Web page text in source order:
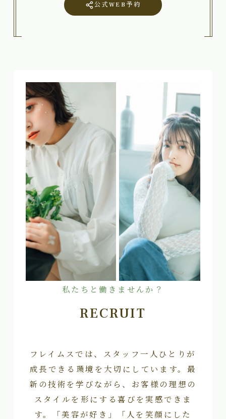
公式WEB予約
私たちと働きませんか？
RECRUIT
フレイムスでは、スタッフ一人ひとりが
成長できる環境を大切にしています。最
新の技術を学びながら、お客様の理想の
スタイルを形にする喜びを実感できま
す。「美容が好き」「人を笑顔にした